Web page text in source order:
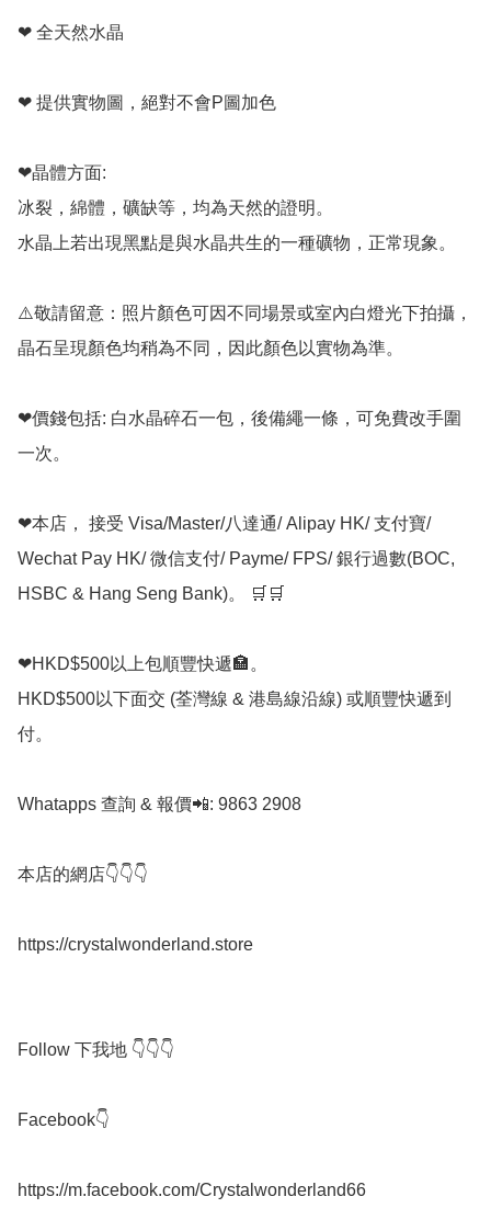
❤ 全天然水晶
❤ 提供實物圖，絕對不會P圖加色
❤晶體方面:
冰裂，綿體，礦缺等，均為天然的證明。
水晶上若出現黑點是與水晶共生的一種礦物，正常現象。
⚠️敬請留意：照片顏色可因不同場景或室內白燈光下拍攝，
晶石呈現顏色均稍為不同，因此顏色以實物為準。
❤價錢包括: 白水晶碎石一包，後備繩一條，可免費改手圍
一次。
❤本店， 接受 Visa/Master/八達通/ Alipay HK/ 支付寶/
Wechat Pay HK/ 微信支付/ Payme/ FPS/ 銀行過數(BOC,
HSBC & Hang Seng Bank)。 🛒🛒
❤HKD$500以上包順豐快遞🏣。
HKD$500以下面交 (荃灣線 & 港島線沿線) 或順豐快遞到
付。
Whatapps 查詢 & 報價📲: 9863 2908
本店的網店👇👇👇
https://crystalwonderland.store
Follow 下我地 👇👇👇
Facebook👇
https://m.facebook.com/Crystalwonderland66